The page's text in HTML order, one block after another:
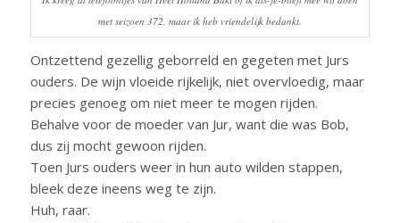
met seizoen 372, maar ik heb vriendelijk bedankt.
Ontzettend gezellig geborreld en gegeten met Jurs
ouders. De wijn vloeide rijkelijk, niet overvloedig, maar
precies genoeg om niet meer te mogen rijden.
Behalve voor de moeder van Jur, want die was Bob,
dus zij mocht gewoon rijden.
Toen Jurs ouders weer in hun auto wilden stappen,
bleek deze ineens weg te zijn.
Huh, raar.